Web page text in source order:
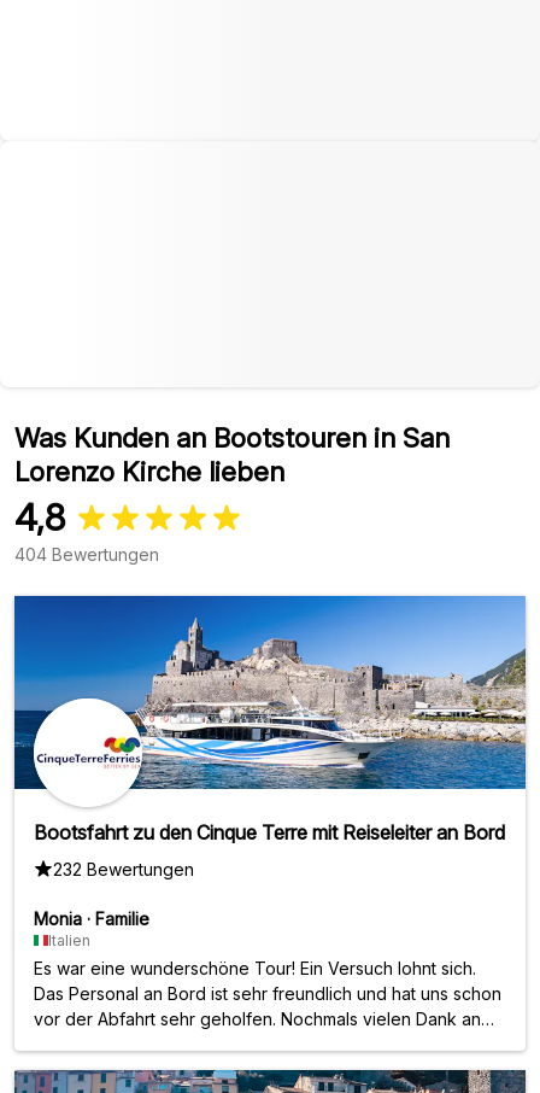
Was Kunden an Bootstouren in San
Lorenzo Kirche lieben
4,8
404 Bewertungen
Bootsfahrt zu den Cinque Terre mit Reiseleiter an Bord
232 Bewertungen
Monia · Familie
Italien
Es war eine wunderschöne Tour! Ein Versuch lohnt sich.
Das Personal an Bord ist sehr freundlich und hat uns schon
vor der Abfahrt sehr geholfen. Nochmals vielen Dank an